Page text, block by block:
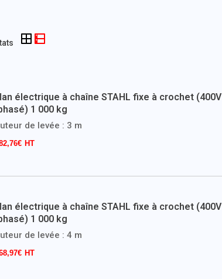
électrique à chaîne STAHL fixe à crochet (400V
1 000 kg
de levée : 3 m
€
électrique à chaîne STAHL fixe à crochet (400V
1 000 kg
de levée : 4 m
€